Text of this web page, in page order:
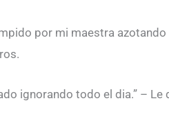
por mi maestra
ignorando todo el dia.” –